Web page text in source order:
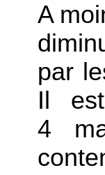
A
par
Il
4